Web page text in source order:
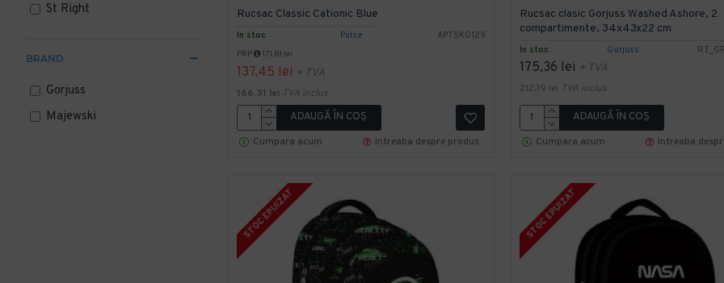
St Right
BRAND
Gorjuss
Majewski
In stoc Pulse APTSKG129
Rucsac Classic Cationic Blue
PRP 171,81 lei
137,45 lei + TVA
166,31 lei TVA inclus
ADAUGĂ ÎN COŞ
Cumpara acum
Intreaba despre produs
In stoc Gorjuss
Rucsac clasic Gorjuss Washed Ashore, 2
compartimente, 34x43x22 cm
175,36 lei + TVA
212,19 lei TVA inclus
ADAUGĂ ÎN COŞ
Cumpara acum
Intreaba
STOC EPUIZAT STOC EPUIZAT